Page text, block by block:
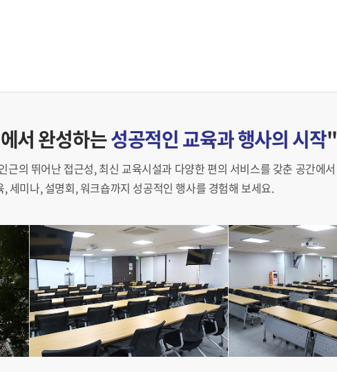
서 완성하는성공적인 교육과 행사의 시작"
근의 뛰어난 접근성, 최신 교육시설과 다양한 편의 서비스를 갖춘 공간에서
, 세미나, 설명회, 워크숍까지 성공적인 행사를 경험해 보세요.